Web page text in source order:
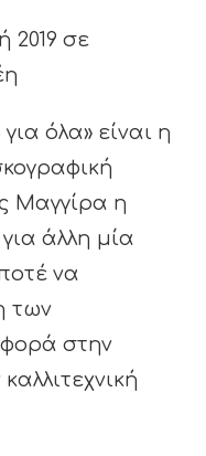
2019 σε
όλα» είναι η
Μαγγίρα η
άλλη μία
να
των
στην